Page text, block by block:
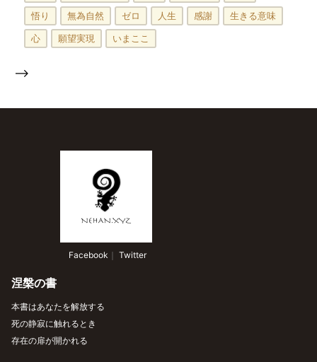
悟り
無為自然 ゼロ 人生 感謝
生きる意味
心
願望実現 いまここ
-->
Facebook ｜ Twitter
涅槃の書
本書はあなたを解放する
死の静寂に触れるとき
存在の扉が開かれる